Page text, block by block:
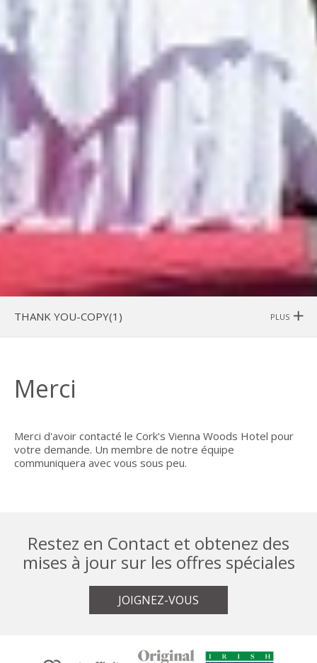
PLUS
THANK YOU-COPY(1)
Merci
Merci d'avoir contacté le Cork's Vienna Woods Hotel pour
votre demande. Un membre de notre équipe
communiquera avec vous sous peu.
Restez en Contact et obtenez des
mises à jour sur les offres spéciales
JOIGNEZ-VOUS